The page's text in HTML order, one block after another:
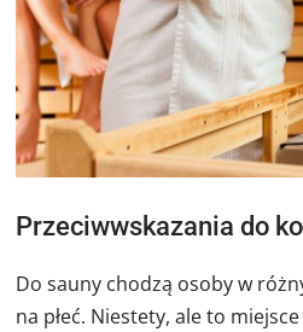
Przeciwwskazania do
Do sauny chodzą osoby w
na płeć. Niestety, ale to